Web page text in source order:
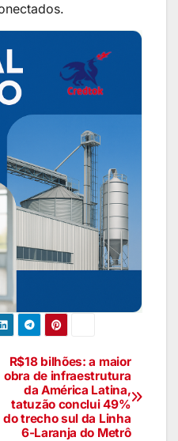
R$18 bilhões: a maior
obra de infraestrutura
da América Latina,
tatuzão conclui 49%
do trecho sul da Linha
6-Laranja do Metrô